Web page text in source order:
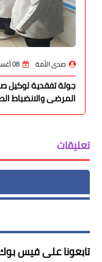
صدى الأمة 08 أغسطس 2026
جولة تفقدية لوكيل
المرضى والانضباط
تعليقات
تابعونا على فيس